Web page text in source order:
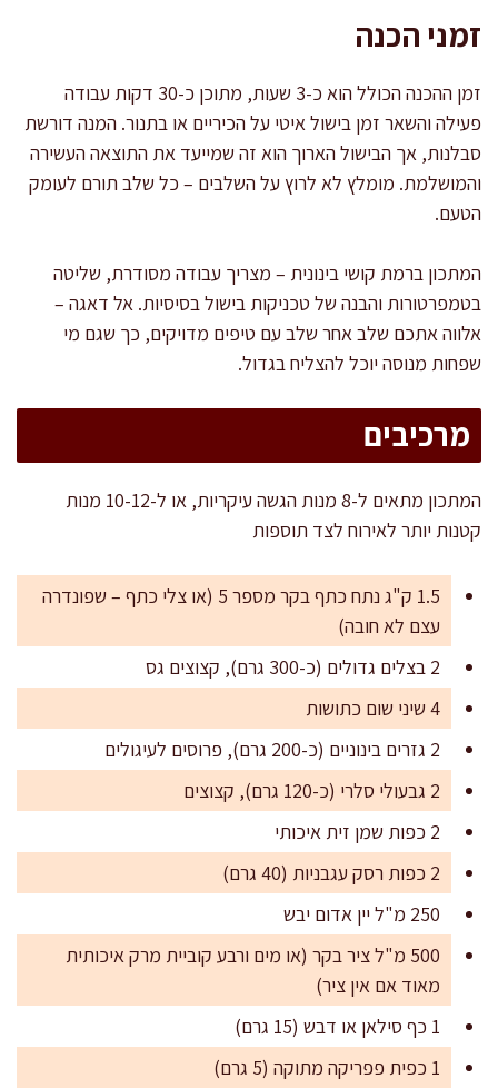
זמני הכנה
זמן ההכנה הכולל הוא כ-3 שעות, מתוכן כ-30 דקות עבודה
פעילה והשאר זמן בישול איטי על הכיריים או בתנור. המנה דורשת
סבלנות, אך הבישול הארוך הוא זה שמייעד את התוצאה העשירה
והמושלמת. מומלץ לא לרוץ על השלבים – כל שלב תורם לעומק
הטעם.
המתכון ברמת קושי בינונית – מצריך עבודה מסודרת, שליטה
בטמפרטורות והבנה של טכניקות בישול בסיסיות. אל דאגה –
אלווה אתכם שלב אחר שלב עם טיפים מדויקים, כך שגם מי
שפחות מנוסה יוכל להצליח בגדול.
מרכיבים
המתכון מתאים ל-8 מנות הגשה עיקריות, או ל-10-12 מנות
קטנות יותר לאירוח לצד תוספות
1.5 ק"ג נתח כתף בקר מספר 5 (או צלי כתף – שפונדרה
עצם לא חובה)
2 בצלים גדולים (כ-300 גרם), קצוצים גס
4 שיני שום כתושות
2 גזרים בינוניים (כ-200 גרם), פרוסים לעיגולים
2 גבעולי סלרי (כ-120 גרם), קצוצים
2 כפות שמן זית איכותי
2 כפות רסק עגבניות (40 גרם)
250 מ"ל יין אדום יבש
500 מ"ל ציר בקר (או מים ורבע קוביית מרק איכותית
מאוד אם אין ציר)
1 כף סילאן או דבש (15 גרם)
1 כפית פפריקה מתוקה (5 גרם)